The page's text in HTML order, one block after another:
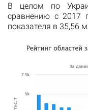
В целом по
сравнению с 2017
показателя в 35,56